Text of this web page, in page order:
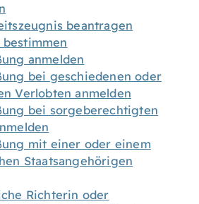
beantragen
bestimmen
anmelden
bei geschiedenen oder
Verlobten anmelden
bei sorgeberechtigten
mit einer oder einem
Staatsangehörigen
Richterin oder